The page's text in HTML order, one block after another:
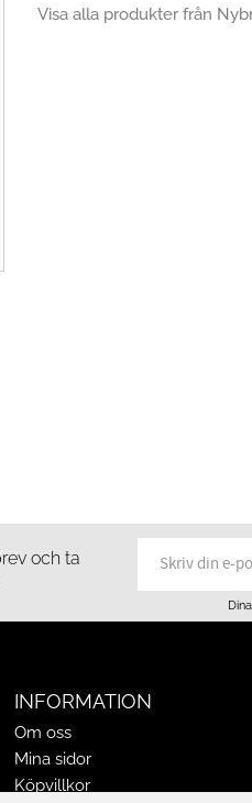
Visa alla produkter från
och ta
INFORMATION
Om oss
Mina sidor
Köpvillkor